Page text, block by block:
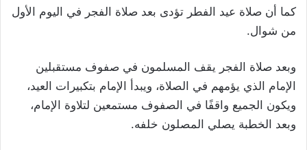
كما أن صلاة عيد الفطر تؤدى بعد صلاة الفجر في اليوم الأول
من شوال.
وبعد صلاة الفجر يقف المسلمون في صفوف مستقبلين
الإمام الذي يؤمهم في الصلاة، ويبدأ الإمام بتكبيرات العيد،
ويكون الجميع واقفًا في الصفوف مستمعين لتلاوة الإمام،
وبعد الخطبة يصلي المصلون خلفه.